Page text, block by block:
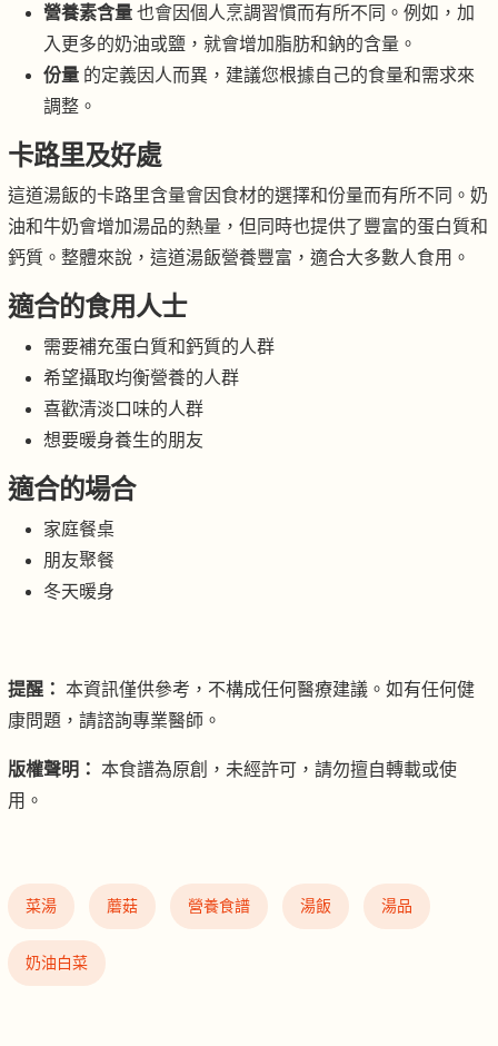
營養素含量 也會因個人烹調習慣而有所不同。例如，加
入更多的奶油或鹽，就會增加脂肪和鈉的含量。
份量 的定義因人而異，建議您根據自己的食量和需求來
調整。
卡路里及好處
這道湯飯的卡路里含量會因食材的選擇和份量而有所不同。奶
油和牛奶會增加湯品的熱量，但同時也提供了豐富的蛋白質和
鈣質。整體來說，這道湯飯營養豐富，適合大多數人食用。
適合的食用人士
需要補充蛋白質和鈣質的人群
希望攝取均衡營養的人群
喜歡清淡口味的人群
想要暖身養生的朋友
適合的場合
家庭餐桌
朋友聚餐
冬天暖身
提醒： 本資訊僅供參考，不構成任何醫療建議。如有任何健
康問題，請諮詢專業醫師。
版權聲明： 本食譜為原創，未經許可，請勿擅自轉載或使
用。
菜湯 蘑菇 營養食譜 湯飯 湯品
奶油白菜